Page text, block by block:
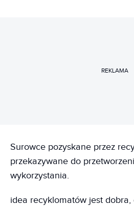
REKLAMA
Surowce pozyskane przez
przekazywane do
wykorzystania.
idea recyklomatów jest dobra,